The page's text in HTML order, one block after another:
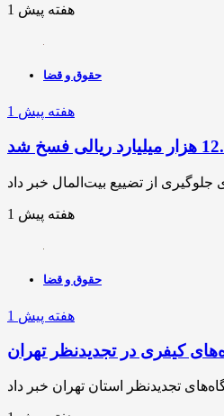
1 هفته پیش
حقوق و قضا
1 هفته پیش
1 هفته پیش
حقوق و قضا
1 هفته پیش
کیفری در تجدیدنظر تهران